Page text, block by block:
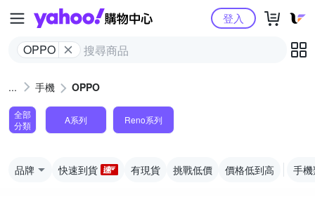
Yahoo購物中心
OPPO
登入
手機 OPPO
全部
分類
A系列 Reno系列
品牌 快速到貨 有現貨 挑戰低價 價格低到高 手